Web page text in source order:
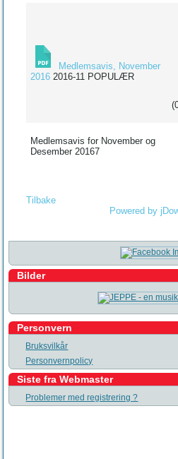
Medlemsavis, November
2016 2016-11 POPULÆR
Medlemsavis for November og
Desember 20167
Tilbake
Powered by
Bilder
Personvern
Bruksvilkår
Personvernpolicy
Siste fra Webmaster
Problemer med registrering ?